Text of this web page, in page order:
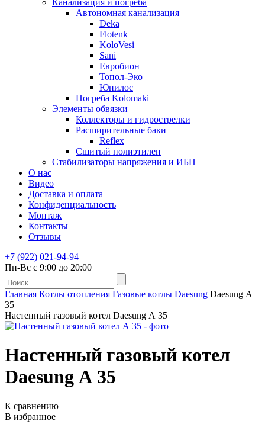
Канализация и погреба
Автономная канализация
Deka
Flotenk
KoloVesi
Sani
Евробион
Топол-Эко
Юнилос
Погреба Kolomaki
Элементы обвязки
Коллекторы и гидрострелки
Расширительные баки
Reflex
Сшитый полиэтилен
Стабилизаторы напряжения и ИБП
О нас
Видео
Доставка и оплата
Конфиденциальность
Монтаж
Контакты
Отзывы
+7 (922) 021-94-94
Пн-Вс с 9:00 до 20:00
Главная Котлы отопления Газовые котлы Daesung Daesung А
35
Настенный газовый котел Daesung А 35
Настенный газовый котел
Daesung А 35
К сравнению
В избранное